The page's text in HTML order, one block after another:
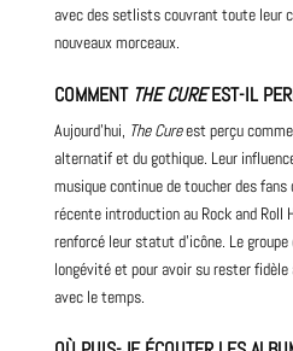
avec des setlists couvrant toute leur
nouveaux morceaux.
COMMENT THE CUREEST-IL
Aujourd’hui, The Cureest perçu
alternatif et du gothique. Leur
musique continue de toucher des
récente introduction au Rock and Roll
renforcé leur statut d’icône. Le
longévité et pour avoir su rester
avec le temps.